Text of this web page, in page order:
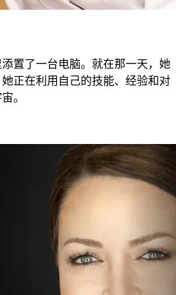
置了一台电脑。就在那一天，她
正在利用自己的技能、经验和对
。